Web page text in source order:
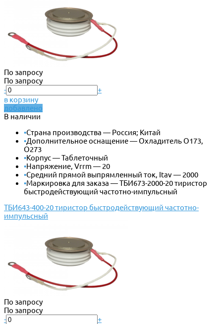
По запросу
По запросу
-
+
в корзину
добавлено
В наличии
•Страна производства — Россия; Китай
•Дополнительное оснащение — Охладитель О173,
О273
•Корпус — Таблеточный
•Напряжение, Vrrm — 20
•Средний прямой выпрямленный ток, Itav — 2000
•Маркировка для заказа — ТБИ673-2000-20 тиристор
быстродействующий частотно-импульсный
ТБИ643-400-20 тиристор быстродействующий частотно-
импульсный
По запросу
По запросу
-
+